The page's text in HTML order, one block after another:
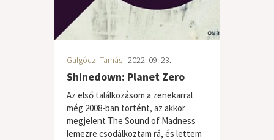
Galgóczi Tamás | 2022. 09. 23.
Shinedown: Planet Zero
Az első találkozásom a zenekarral
még 2008-ban történt, az akkor
megjelent The Sound of Madness
lemezre csodálkoztam rá, és lettem